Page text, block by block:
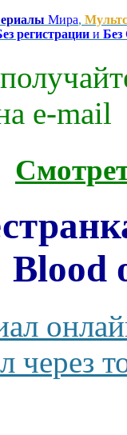
Мира,
регистрации и
e-mаil
через